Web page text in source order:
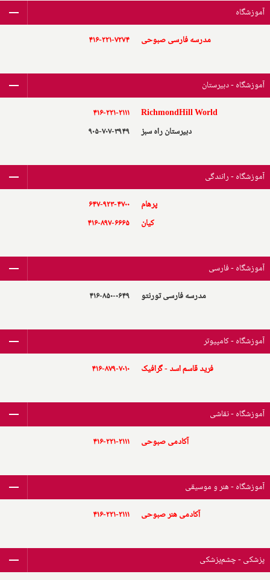
آموزشگاه
مدرسه فارسی صبوحی
۴۱۶-۲۲۱-۷۲۷۴
آموزشگاه - دبیرستان
RichmondHill World
۴۱۶-۲۲۱-۲۱۱۱
دبیرستان راه سبز
۹۰۵-۷۰۷-۳۹۴۹
آموزشگاه - رانندگی
پرهام
۶۴۷-۹۲۳-۴۷۰۰
کیان
۴۱۶-۸۹۷-۶۶۶۵
آموزشگاه - فارسی
مدرسه فارسی تورنتو
۴۱۶-۸۵۰-۰۶۴۹
آموزشگاه - کامپیوتر
فرید قاسم اسد - گرافیک
۴۱۶-۸۷۹-۷۰۱۰
آموزشگاه - نقاشی
آکادمی صبوحی
۴۱۶-۲۲۱-۲۱۱۱
آموزشگاه - هنر و موسیقی
آکادمی هنر صبوحی
۴۱۶-۲۲۱-۲۱۱۱
پزشکی - چشم‌پزشکی